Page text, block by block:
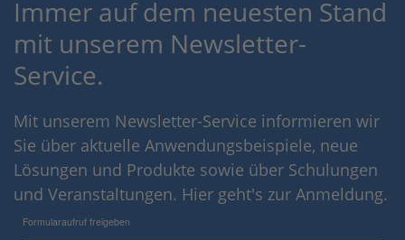
Immer auf dem neuesten Stand
mit unserem Newsletter-
Service.
Mit unserem Newsletter-Service informieren wir
Sie über aktuelle Anwendungsbeispiele, neue
Lösungen und Produkte sowie über Schulungen
und Veranstaltungen. Hier geht's zur Anmeldung.
Formularaufruf freigeben